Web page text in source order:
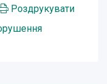
Роздрукувати